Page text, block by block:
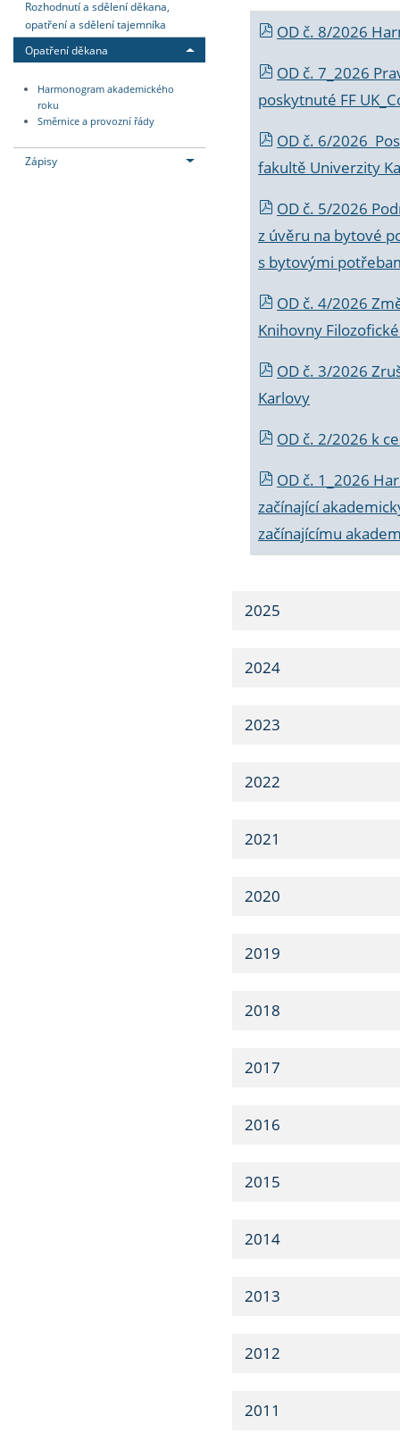
Rozhodnutí a sdělení děkana,
opatření a sdělení tajemníka
Opatření děkana
Harmonogram akademického
roku
Směrnice a provozní řády
Zápisy
OD č. 8/2026
OD č. 7_2026
poskytnuté FF
OD č. 6/2026
fakultě Univerzity
OD č. 5/2026
z úvěru na bytové
s bytovými
OD č. 4/2026
Knihovny
OD č. 3/2026
Karlovy
OD č. 2/2026 k
OD č. 1_2026
začínající
začínajícímu
2025
2024
2023
2022
2021
2020
2019
2018
2017
2016
2015
2014
2013
2012
2011